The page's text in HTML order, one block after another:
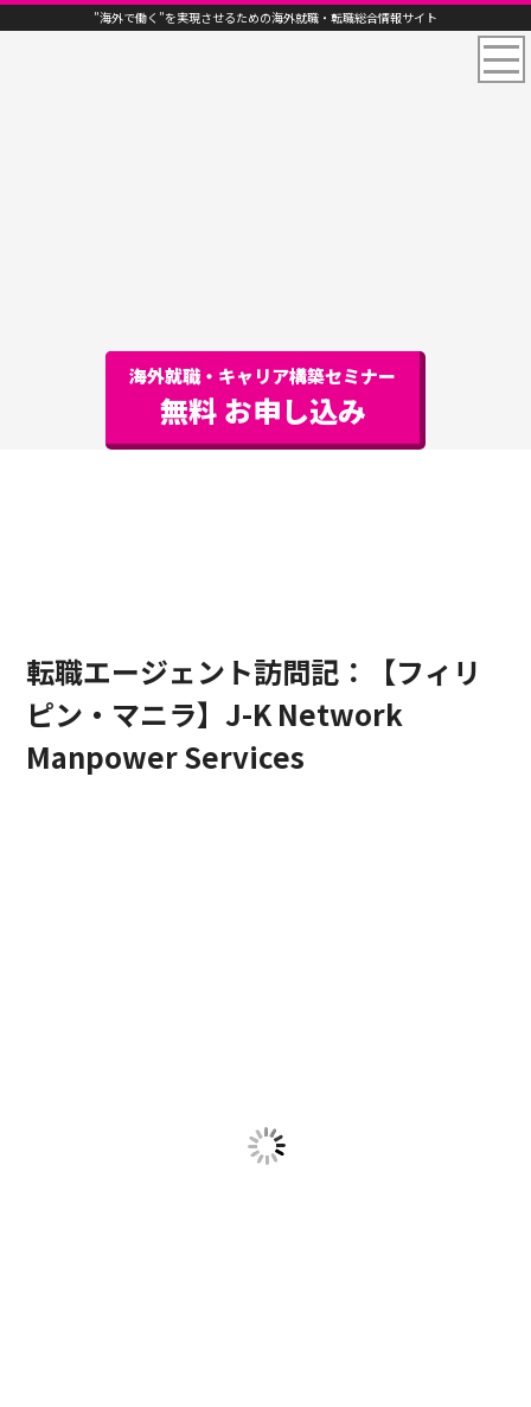
”海外で働く”を実現させるための海外就職・転職総合情報サイト
海外就職・キャリア構築セミナー
無料 お申し込み
転職エージェント訪問記：【フィリ
ピン・マニラ】J-K Network
Manpower Services